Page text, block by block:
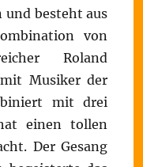
besteht aus
von
Roland
Musiker der
mit drei
einen tollen
Der Gesang